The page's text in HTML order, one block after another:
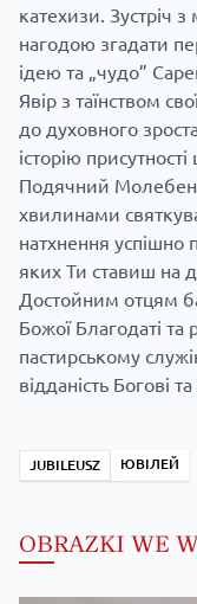
катехизи. Зустріч
нагодою згадати
ідею та „чудо”
Явір з таїнством
до духовного
історію
Подячний
хвилинами
натхнення успішно
яких Ти ставиш на
Достойним отцям
Божої Благодаті
пастирському
відданість Богові
JUBILEUSZ ЮВІЛЕЙ
OBRAZKI WE